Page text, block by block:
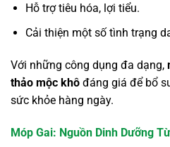
Hỗ trợ tiêu hóa, lợi tiểu.
Cải thiện một số tình trạng
Với những công dụng đa dạng,
thảo mộc khô đáng giá để bổ
sức khỏe hàng ngày.
Móp Gai: Nguồn Dinh Dưỡng